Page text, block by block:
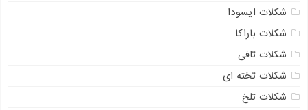
شکلات ایسودا
شکلات باراکا
شکلات تافی
شکلات تخته ای
شکلات تلخ